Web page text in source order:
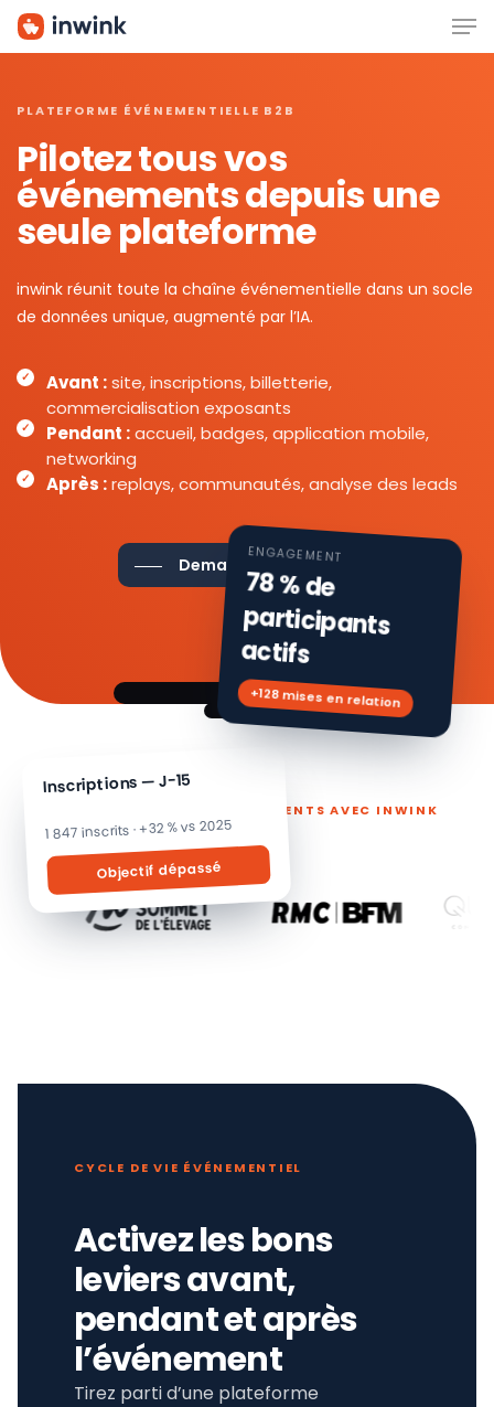
Skip
PLATEFORME ÉVÉNEMENTIELLE B2B
Pilotez tous vos
événements depuis une
seule plateforme
inwink réunit toute la chaîne événementielle dans un socle
de données unique, augmenté par l’IA.
Avant :site, inscriptions, billetterie,
commercialisation exposants
Pendant :accueil, badges, application mobile,
networking
Après :replays, communautés, analyse des leads
Demander une démo
Inscriptions — J-15
1 847 inscrits · +32 % vs 2025
Objectif dépassé
ENGAGEMENT
78 % de
participants
actifs
+128 mises en relation
ILS PILOTENT LEURS ÉVÉNEMENTS AVEC INWINK
CYCLE DE VIE ÉVÉNEMENTIEL
Activez les bons
leviers avant,
pendant et après
l’événement
Tirez parti d’une plateforme